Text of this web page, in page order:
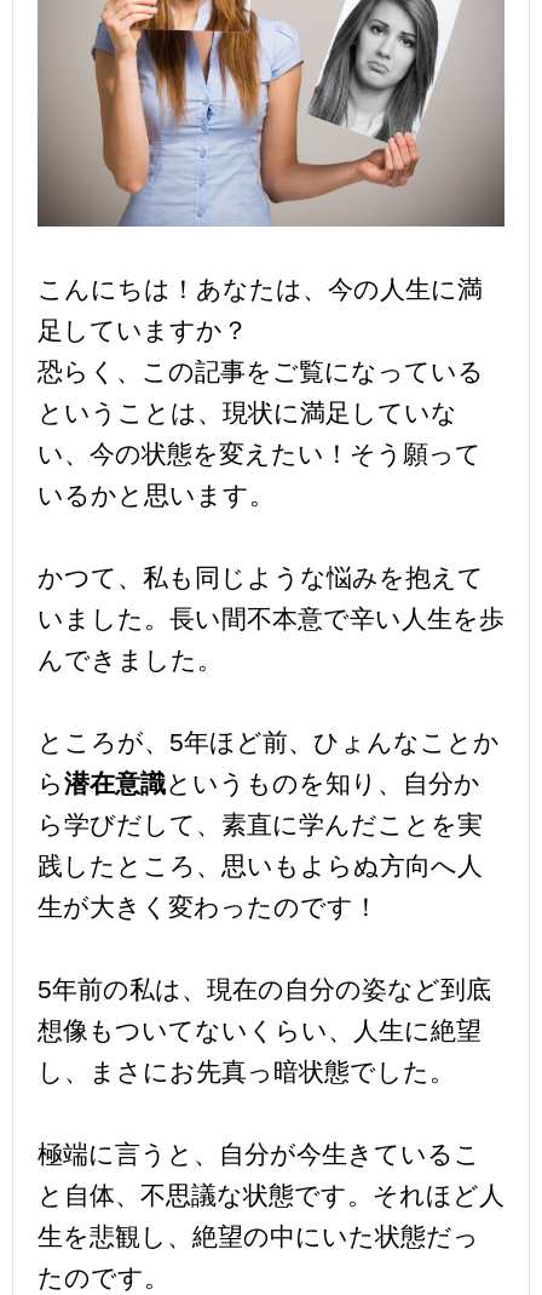
こんにちは！あなたは、今の人生に満
足していますか？
恐らく、この記事をご覧になっている
ということは、現状に満足していな
い、今の状態を変えたい！そう願って
いるかと思います。
かつて、私も同じような悩みを抱えて
いました。長い間不本意で辛い人生を歩
んできました。
ところが、5年ほど前、ひょんなことか
ら潜在意識というものを知り、自分か
ら学びだして、素直に学んだことを実
践したところ、思いもよらぬ方向へ人
生が大きく変わったのです！
5年前の私は、現在の自分の姿など到底
想像もついてないくらい、人生に絶望
し、まさにお先真っ暗状態でした。
極端に言うと、自分が今生きているこ
と自体、不思議な状態です。それほど人
生を悲観し、絶望の中にいた状態だっ
たのです。